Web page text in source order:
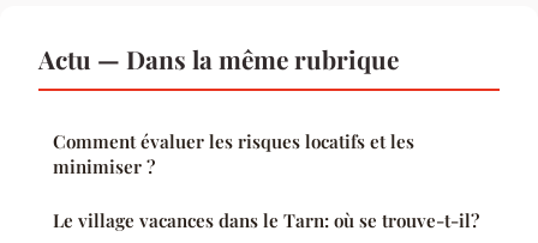
Actu — Dans la même rubrique
Comment évaluer les risques locatifs et les
minimiser ?
Le village vacances dans le Tarn: où se trouve-t-il?